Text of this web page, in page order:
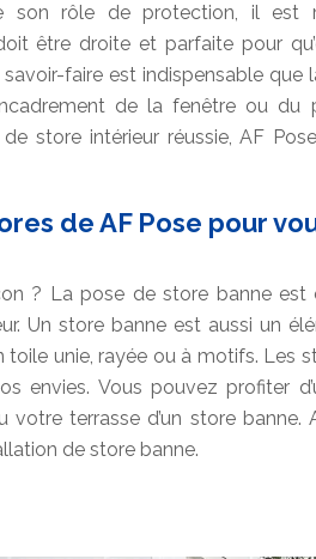
son rôle de protection, il
être droite et parfaite pour
savoir-faire est indispensable
de la fenêtre ou du
store intérieur réussie, AF
de AF Pose pour
? La pose de store banne
Un store banne est aussi un
toile unie, rayée ou à motifs. Les
envies. Vous pouvez profiter
terrasse d’un store banne.
de store banne.